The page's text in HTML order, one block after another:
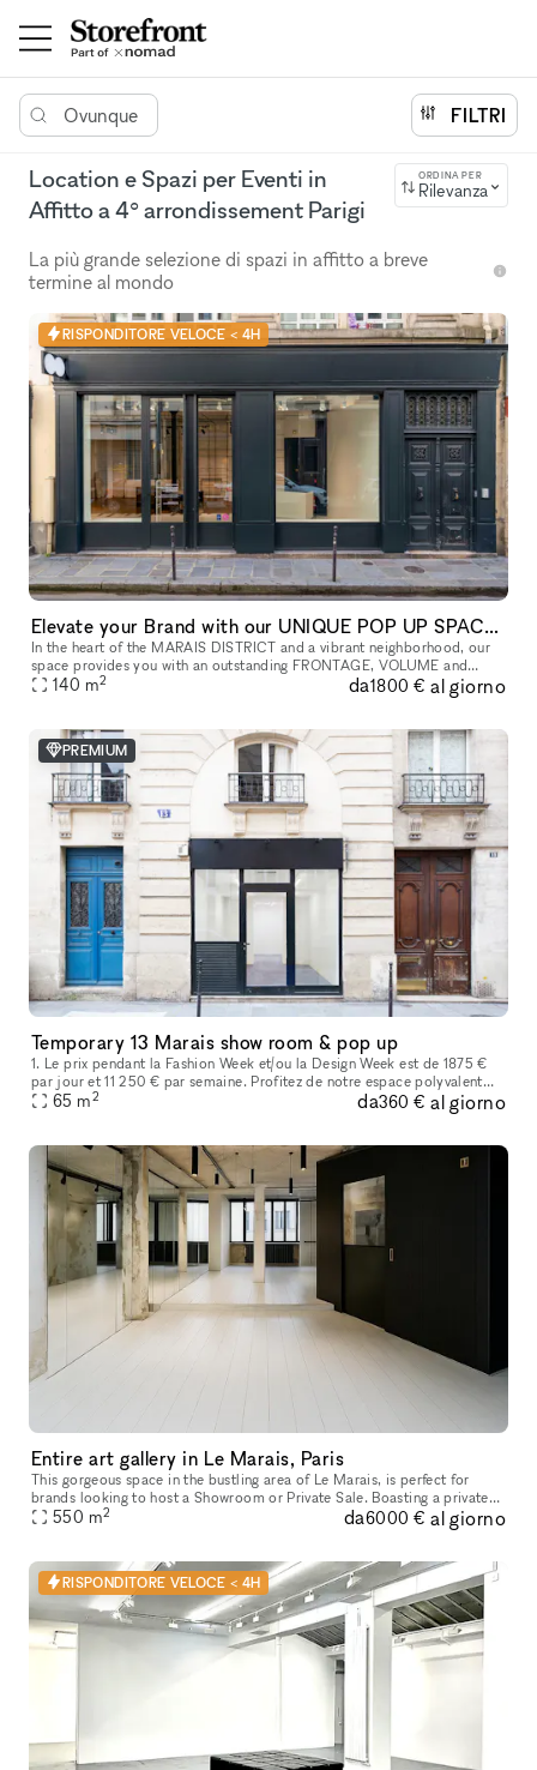
Ovunque FILTRI
Location e Spazi per Eventi in
Affitto a 4° arrondissement Parigi
ORDINA PER
Rilevanza
La più grande selezione di spazi in affitto a breve
termine al mondo
RISPONDITORE VELOCE < 4H
Elevate your Brand with our UNIQUE POP UP SPACE in PARIS Marais
In the heart of the MARAIS DISTRICT and a vibrant neighborhood, our
space provides you with an outstanding FRONTAGE, VOLUME and
ARCHITECTURE. The location is very interesting as it is on a real sho
140 m2 da1800 € al giorno
PREMIUM
Temporary 13 Marais show room & pop up
1. Le prix pendant la Fashion Week et/ou la Design Week est de 1875 €
par jour et 11 250 € par semaine. Profitez de notre espace polyvalent
idéal pour les showrooms de mode, les produits de luxe, les
65 m2 da360 € al giorno
Entire art gallery in Le Marais, Paris
This gorgeous space in the bustling area of Le Marais, is perfect for
brands looking to host a Showroom or Private Sale. Boasting a private
entrance that creates a well-lit ambiance. With a trendy m
550 m2 da6000 € al giorno
RISPONDITORE VELOCE < 4H